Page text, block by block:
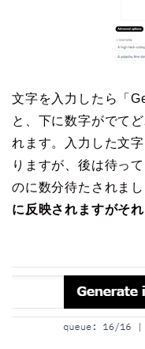
文字を入力したら「
と、下に数字がでて
れます。入力した文
りますが、後は待っ
のに数分待たされまし
に反映されますがそ